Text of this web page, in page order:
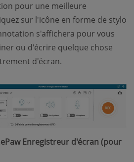
pour une meilleure
sur l'icône en forme de stylo
s'affichera pour vous
ou d'écrire quelque chose
d'écran.
Enregistreur d'écran (pour